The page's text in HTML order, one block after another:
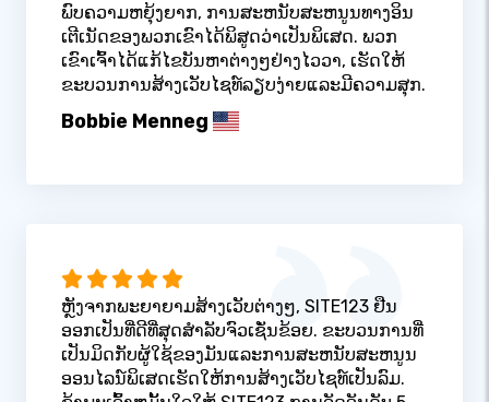
ພົບຄວາມຫຍຸ້ງຍາກ, ການສະຫນັບສະຫນູນທາງອິນ
ເຕີເນັດຂອງພວກເຂົາໄດ້ພິສູດວ່າເປັນພິເສດ. ພວກ
ເຂົາເຈົ້າໄດ້ແກ້ໄຂບັນຫາຕ່າງໆຢ່າງໄວວາ, ເຮັດໃຫ້
ຂະບວນການສ້າງເວັບໄຊທ໌ລຽບງ່າຍແລະມີຄວາມສຸກ.
Bobbie Menneg
ຫຼັງຈາກພະຍາຍາມສ້າງເວັບຕ່າງໆ, SITE123 ຢືນ
ອອກເປັນທີ່ດີທີ່ສຸດສໍາລັບຈົວເຊັ່ນຂ້ອຍ. ຂະບວນການທີ່
ເປັນມິດກັບຜູ້ໃຊ້ຂອງມັນແລະການສະຫນັບສະຫນູນ
ອອນໄລນ໌ພິເສດເຮັດໃຫ້ການສ້າງເວັບໄຊທ໌ເປັນລົມ.